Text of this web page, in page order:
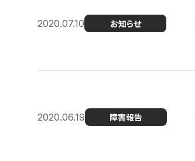
2020.07.10 お知らせ
2020.06.19 障害報告